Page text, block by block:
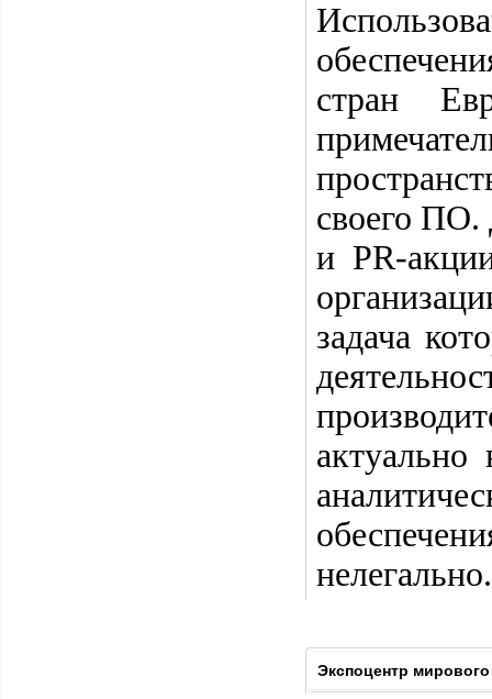
стран
своего ПО.
и PR-
задача
нелегально.
Экспоцентр